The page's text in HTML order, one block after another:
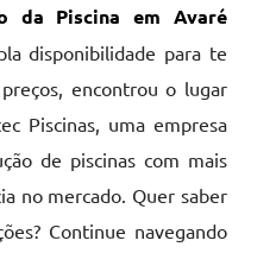
da Piscina em Avaré
disponibilidade para te
encontrou o lugar
Piscinas, uma empresa
de piscinas com mais
no mercado. Quer saber
Continue navegando